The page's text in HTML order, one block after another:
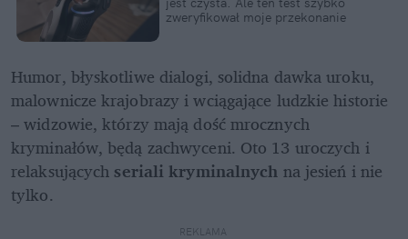
zweryfikował moje przekonanie
Humor, błyskotliwe dialogi, solidna dawka uroku,
malownicze krajobrazy i wciągające ludzkie historie
– widzowie, którzy mają dość mrocznych
kryminałów, będą zachwyceni. Oto 13 uroczych i
relaksujących seriali kryminalnych na jesień i nie
tylko.
REKLAMA